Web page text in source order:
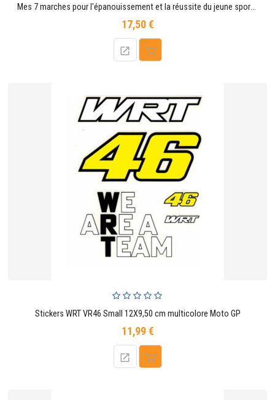
Mes 7 marches pour l'épanouissement et la réussite du jeune sportif
17,50 €Prix
Stickers WRT VR46 Small 12X9,50 cm multicolore Moto GP
11,99 €Prix